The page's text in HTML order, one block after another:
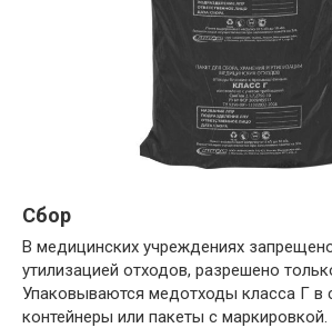
Сбор
В медицинских учреждениях
утилизацией отходов, разрешено
Упаковываются медотходы класса Г в
контейнеры или пакеты с маркировкой.